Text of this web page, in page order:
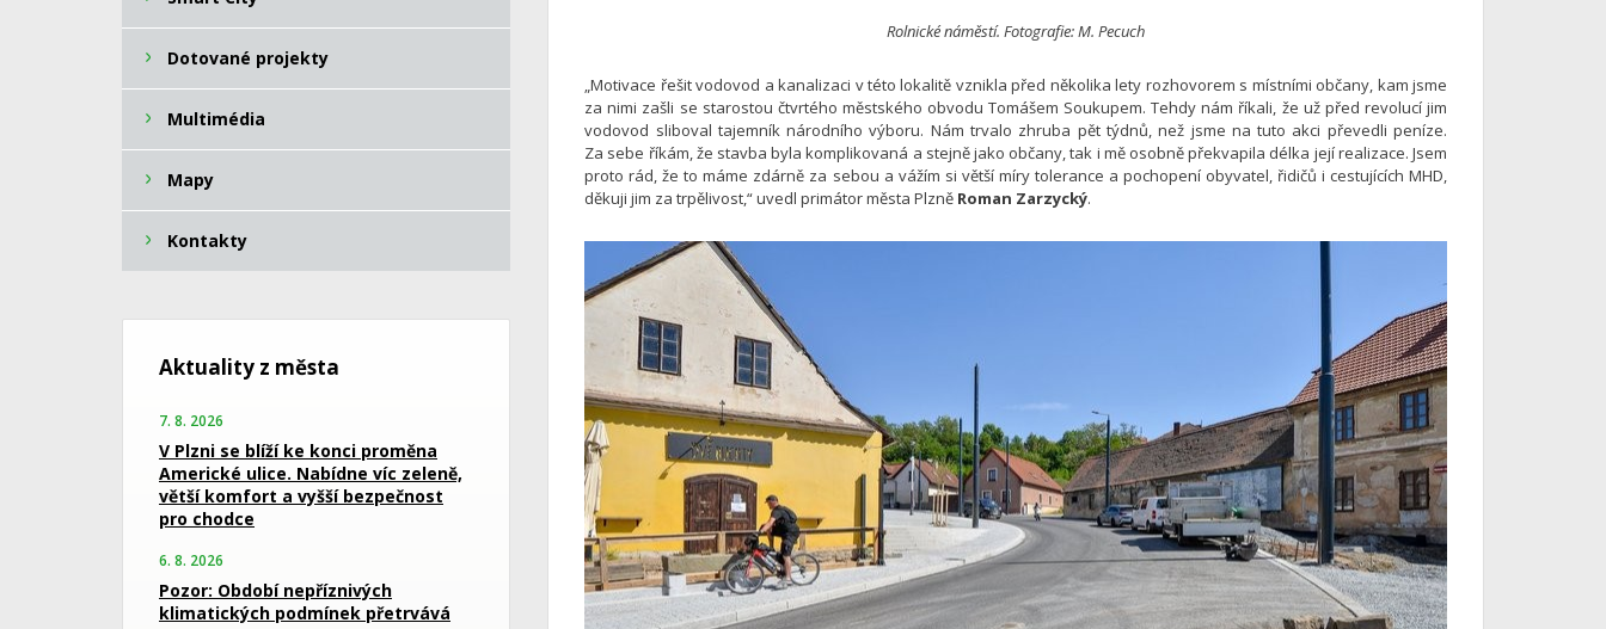
Rolnické náměstí. Fotografie: M. Pecuch
„Motivace řešit vodovod a kanalizaci v této lokalitě vznikla před několika lety rozhovorem s místními občany, kam jsme
za nimi zašli se starostou čtvrtého městského obvodu Tomášem Soukupem. Tehdy nám říkali, že už před revolucí jim
vodovod sliboval tajemník národního výboru. Nám trvalo zhruba pět týdnů, než jsme na tuto akci převedli peníze.
Za sebe říkám, že stavba byla komplikovaná a stejně jako občany, tak i mě osobně překvapila délka její realizace. Jsem
proto rád, že to máme zdárně za sebou a vážím si větší míry tolerance a pochopení obyvatel, řidičů i cestujících MHD,
děkuji jim za trpělivost,“ uvedl primátor města Plzně Roman Zarzycký.
Dotované projekty
Multimédia
Mapy
Kontakty
Aktuality z města
7. 8. 2026
V Plzni se blíží ke konci proměna
Americké ulice. Nabídne víc zeleně,
větší komfort a vyšší bezpečnost
pro chodce
6. 8. 2026
Pozor: Období nepříznivých
klimatických podmínek přetrvává